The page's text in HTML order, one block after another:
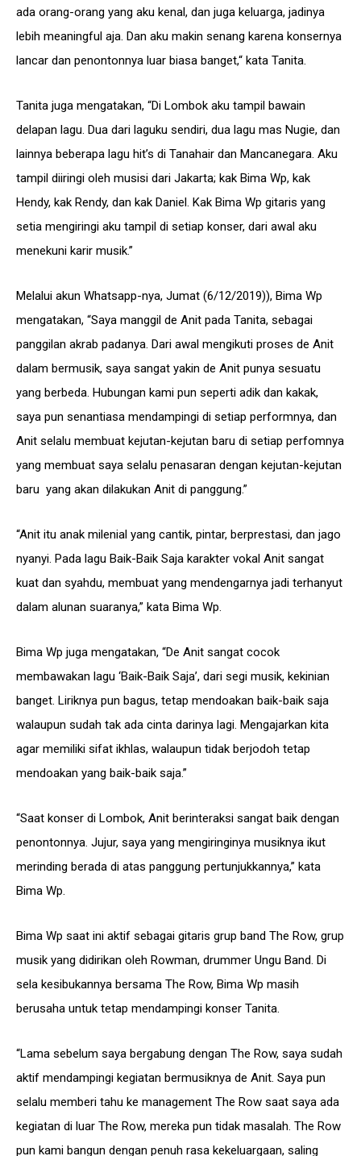
ada orang-orang yang aku kenal, dan juga keluarga, jadinya
lebih meaningful aja. Dan aku makin senang karena konsernya
lancar dan penontonnya luar biasa banget,“ kata Tanita.
Tanita juga mengatakan, “Di Lombok aku tampil bawain
delapan lagu. Dua dari laguku sendiri, dua lagu mas Nugie, dan
lainnya beberapa lagu hit’s di Tanahair dan Mancanegara. Aku
tampil diiringi oleh musisi dari Jakarta; kak Bima Wp, kak
Hendy, kak Rendy, dan kak Daniel. Kak Bima Wp gitaris yang
setia mengiringi aku tampil di setiap konser, dari awal aku
menekuni karir musik.”
Melalui akun Whatsapp-nya, Jumat (6/12/2019)), Bima Wp
mengatakan, “Saya manggil de Anit pada Tanita, sebagai
panggilan akrab padanya. Dari awal mengikuti proses de Anit
dalam bermusik, saya sangat yakin de Anit punya sesuatu
yang berbeda. Hubungan kami pun seperti adik dan kakak,
saya pun senantiasa mendampingi di setiap performnya, dan
Anit selalu membuat kejutan-kejutan baru di setiap perfomnya
yang membuat saya selalu penasaran dengan kejutan-kejutan
baru yang akan dilakukan Anit di panggung.”
“Anit itu anak milenial yang cantik, pintar, berprestasi, dan jago
nyanyi. Pada lagu Baik-Baik Saja karakter vokal Anit sangat
kuat dan syahdu, membuat yang mendengarnya jadi terhanyut
dalam alunan suaranya,” kata Bima Wp.
Bima Wp juga mengatakan, “De Anit sangat cocok
membawakan lagu ‘Baik-Baik Saja’, dari segi musik, kekinian
banget. Liriknya pun bagus, tetap mendoakan baik-baik saja
walaupun sudah tak ada cinta darinya lagi. Mengajarkan kita
agar memiliki sifat ikhlas, walaupun tidak berjodoh tetap
mendoakan yang baik-baik saja.”
“Saat konser di Lombok, Anit berinteraksi sangat baik dengan
penontonnya. Jujur, saya yang mengiringinya musiknya ikut
merinding berada di atas panggung pertunjukkannya,” kata
Bima Wp.
Bima Wp saat ini aktif sebagai gitaris grup band The Row, grup
musik yang didirikan oleh Rowman, drummer Ungu Band. Di
sela kesibukannya bersama The Row, Bima Wp masih
berusaha untuk tetap mendampingi konser Tanita.
“Lama sebelum saya bergabung dengan The Row, saya sudah
aktif mendampingi kegiatan bermusiknya de Anit. Saya pun
selalu memberi tahu ke management The Row saat saya ada
kegiatan di luar The Row, mereka pun tidak masalah. The Row
pun kami bangun dengan penuh rasa kekeluargaan, saling